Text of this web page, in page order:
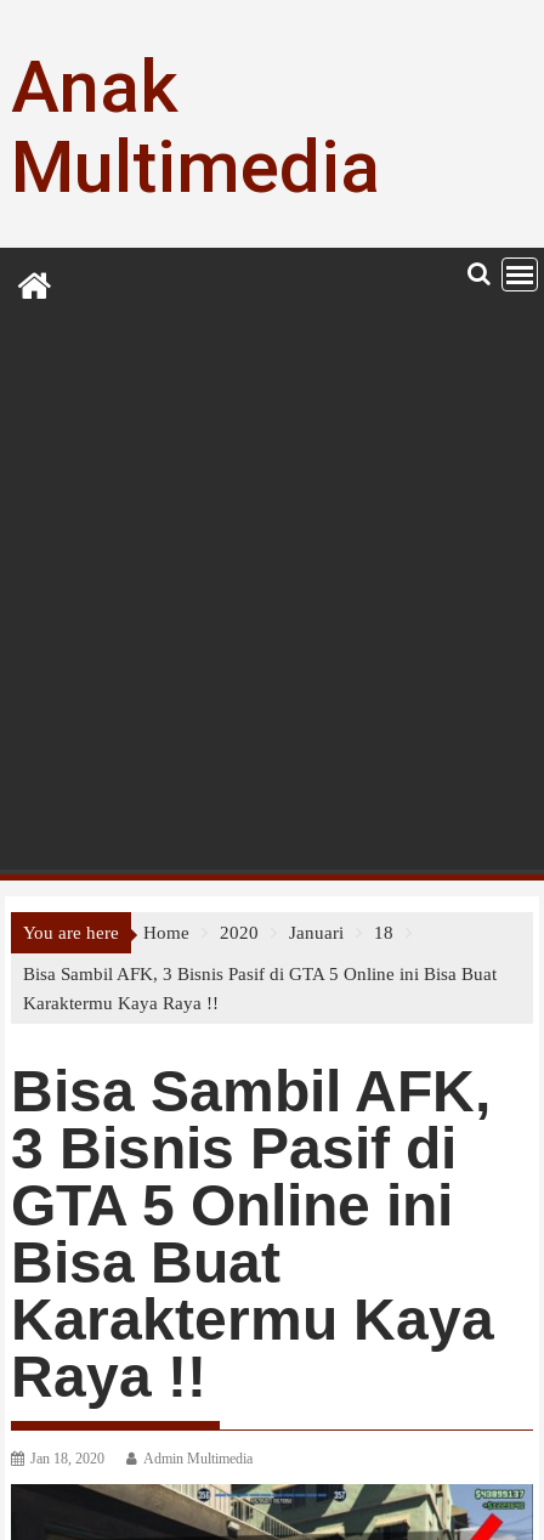
content
Anak
Multimedia
You are here Home 2020 Januari 18
Bisa Sambil AFK, 3 Bisnis Pasif di GTA 5 Online ini Bisa Buat
Karaktermu Kaya Raya !!
Bisa Sambil AFK,
3 Bisnis Pasif di
GTA 5 Online ini
Bisa Buat
Karaktermu Kaya
Raya !!
Jan 18, 2020 Admin Multimedia